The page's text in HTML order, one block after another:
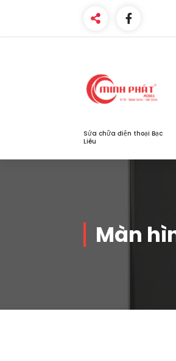
Sửa chữa điện thoại Bạc
Liêu
Màn